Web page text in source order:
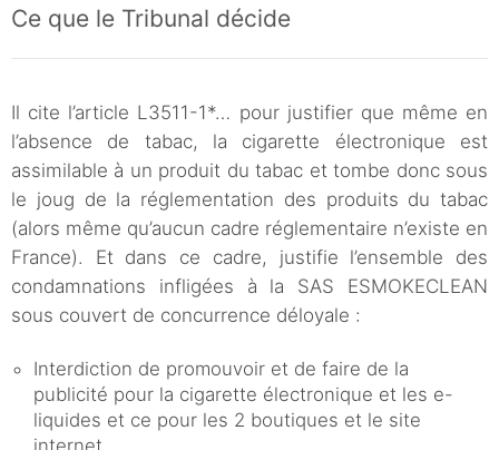
Ce que le Tribunal décide
Il cite l’article L3511-1*… pour justifier que même en
l’absence de tabac, la cigarette électronique est
assimilable à un produit du tabac et tombe donc sous
le joug de la réglementation des produits du tabac
(alors même qu’aucun cadre réglementaire n’existe en
France). Et dans ce cadre, justifie l’ensemble des
condamnations infligées à la SAS ESMOKECLEAN
sous couvert de concurrence déloyale :
Interdiction de promouvoir et de faire de la
publicité pour la cigarette électronique et les e-
liquides et ce pour les 2 boutiques et le site